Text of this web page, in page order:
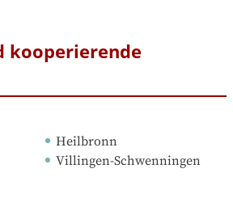
kooperierende
Heilbronn
Villingen-Schwenningen